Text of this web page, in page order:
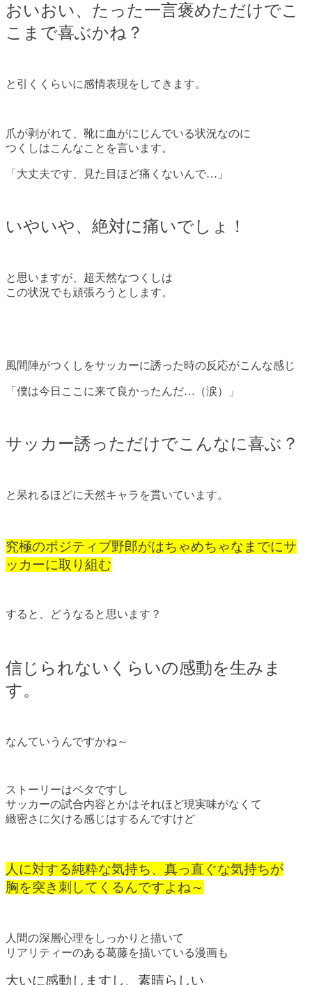
おいおい、たった一言褒めただけでこ
こまで喜ぶかね？
と引くくらいに感情表現をしてきます。
爪が剥がれて、靴に血がにじんでいる状況なのに
つくしはこんなことを言います。
「大丈夫です、見た目ほど痛くないんで…」
いやいや、絶対に痛いでしょ！
と思いますが、超天然なつくしは
この状況でも頑張ろうとします。
風間陣がつくしをサッカーに誘った時の反応がこんな感じ
「僕は今日ここに来て良かったんだ…（涙）」
サッカー誘っただけでこんなに喜ぶ？
と呆れるほどに天然キャラを貫いています。
究極のポジティブ野郎がはちゃめちゃなまでにサ
ッカーに取り組む
すると、どうなると思います？
信じられないくらいの感動を生みま
す。
なんていうんですかね～
ストーリーはベタですし
サッカーの試合内容とかはそれほど現実味がなくて
緻密さに欠ける感じはするんですけど
人に対する純粋な気持ち、真っ直ぐな気持ちが
胸を突き刺してくるんですよね～
人間の深層心理をしっかりと描いて
リアリティーのある葛藤を描いている漫画も
大いに感動しますし、素晴らしい